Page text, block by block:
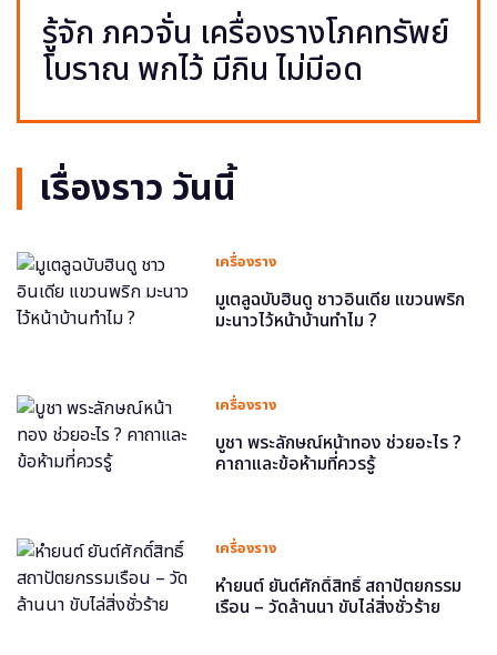
รู้จัก ภควจั่น เครื่องรางโภคทรัพย์
โบราณ พกไว้ มีกิน ไม่มีอด
เรื่องราว วันนี้
เครื่องราง
มูเตลูฉบับฮินดู ชาวอินเดีย แขวนพริก
มะนาวไว้หน้าบ้านทำไม ?
เครื่องราง
บูชา พระลักษณ์หน้าทอง ช่วยอะไร ?
คาถาและข้อห้ามที่ควรรู้
เครื่องราง
หำยนต์ ยันต์ศักดิ์สิทธิ์ สถาปัตยกรรม
เรือน – วัดล้านนา ขับไล่สิ่งชั่วร้าย